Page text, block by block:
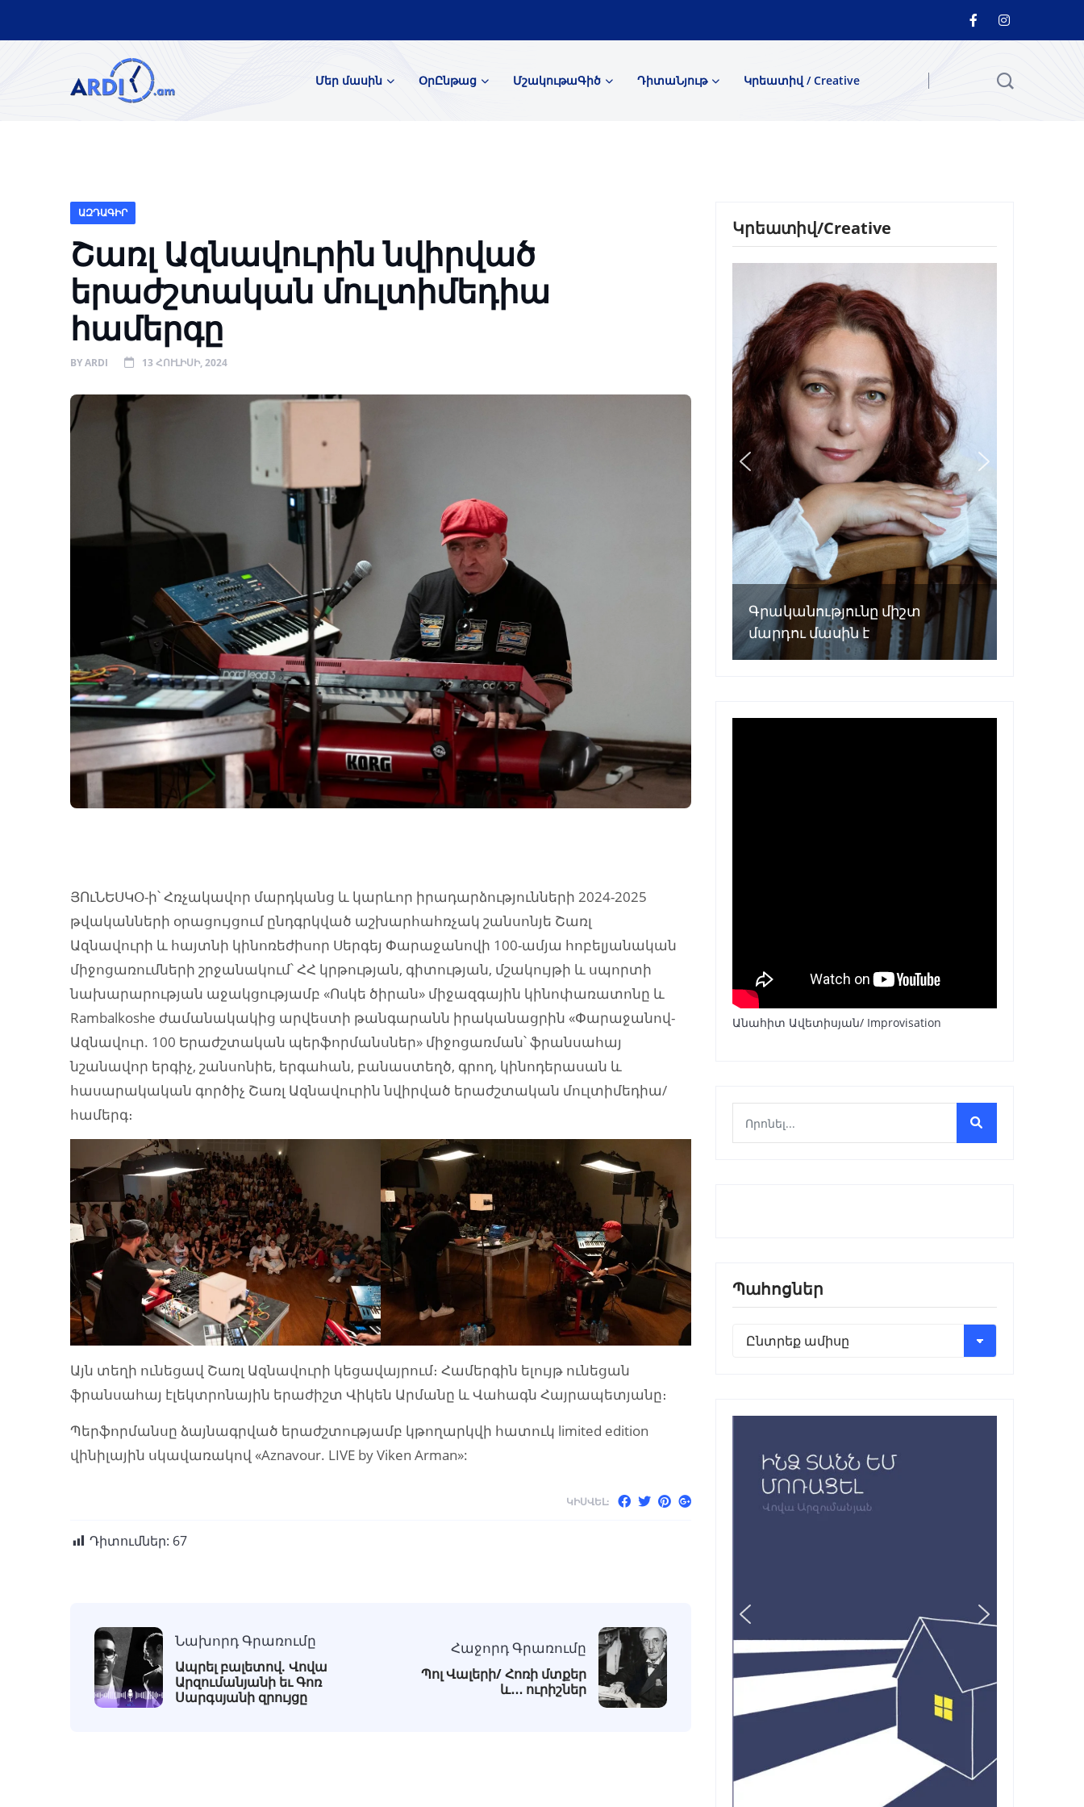
Մեր մասին ՕրԸնթաց ՄշակութաԳիծ ԴիտաՆյութ Կրեատիվ / Creative
ԱԶԴԱԳԻՐ
Շառլ Ազնավուրին նվիրված
երաժշտական մուլտիմեդիա
համերգը
BYARDI 13 ՀՈՒԼԻՍԻ, 2024
ՅՈւՆԵՍԿՕ-ի՝ Հռչակավոր մարդկանց և կարևոր իրադարձությունների 2024-2025
թվականների օրացույցում ընդգրկված աշխարհահռչակ շանսոնյե Շառլ
Ազնավուրի և հայտնի կինոռեժիսոր Սերգեյ Փարաջանովի 100-ամյա հոբելյանական
միջոցառումների շրջանակում՝ ՀՀ կրթության, գիտության, մշակույթի և սպորտի
նախարարության աջակցությամբ «Ոսկե ծիրան» միջազգային կինոփառատոնը և
Rambalkoshe ժամանակակից արվեստի թանգարանն իրականացրին «Փարաջանով-
Ազնավուր. 100 Երաժշտական պերֆորմանսներ» միջոցառման՝ ֆրանսահայ
նշանավոր երգիչ, շանսոնիե, երգահան, բանաստեղծ, գրող, կինոդերասան և
հասարակական գործիչ Շառլ Ազնավուրին նվիրված երաժշտական մուլտիմեդիա/
համերգ։
Այն տեղի ունեցավ Շառլ Ազնավուրի կեցավայրում։ Համերգին ելույթ ունեցան
ֆրանսահայ էլեկտրոնային երաժիշտ Վիկեն Արմանը և Վահագն Հայրապետյանը։
Պերֆորմանսը ձայնագրված երաժշտությամբ կթողարկվի հատուկ limited edition
վինիլային սկավառակով «Aznavour. LIVE by Viken Arman»:
ԿԻՍՎԵԼ:
Դիտումներ: 67
Նախորդ Գրառումը
Ապրել բալետով. Վովա
Արզումանյանի եւ Գոռ
Սարգսյանի զրույցը
Հաջորդ Գրառումը
Պոլ Վալերի/ Հոռի մտքեր
և․․․ ուրիշներ
Կրեատիվ/Creative
Գրականությունը միշտ
մարդու մասին է
Անահիտ Ավետիսյան/ Improvisation
Պահոցներ